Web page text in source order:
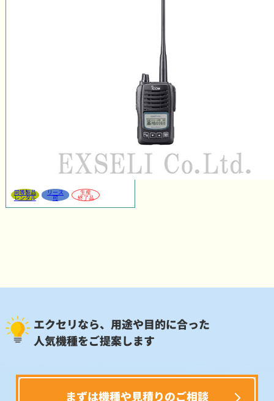
同等製品
レンタル
リース
可
生産
終了品
エクセリなら、用途や目的に合った
人気機種をご提案します
まずは機種や見積りのご相談